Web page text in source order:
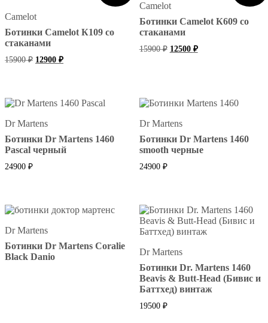
Camelot
Ботинки Camelot К109 со
стаканами
15900₽ Первоначальная
12900 ₽Текущая
Camelot
Ботинки Camelot К609 со
стаканами
15900₽ Первоначальная
12500 ₽Текущая
Dr Martens
Ботинки Dr Martens 1460
Pascal черный
24900 ₽
Dr Martens
Ботинки Dr Martens 1460
smooth черные
24900 ₽
Dr Martens
Ботинки Dr Martens Coralie
Black Danio
Dr Martens
Ботинки Dr. Martens 1460
Beavis & Butt-Head (Бивис и
Баттхед) винтаж
19500 ₽